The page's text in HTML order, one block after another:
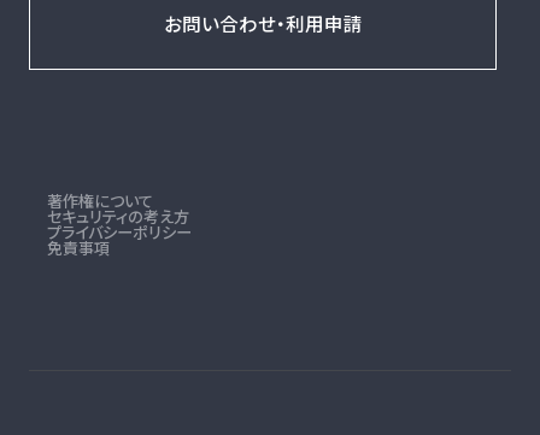
お問い合わせ・利用申請
著作権について
セキュリティの考え方
プライバシーポリシー
免責事項